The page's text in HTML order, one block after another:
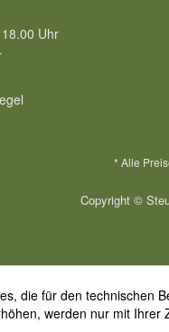
Uhr
* Alle
Copyright ©
die für den technischen
werden nur mit Ihrer